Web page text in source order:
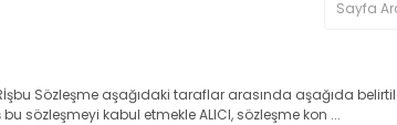
Sözleşme aşağıdaki taraflar arasında aşağıda
bu sözleşmeyi kabul etmekle ALICI, sözleşme kon ...